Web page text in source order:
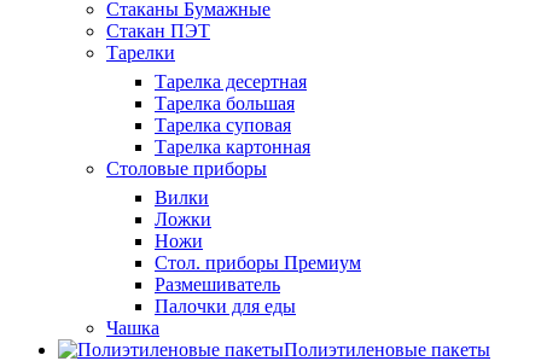
Стаканы Бумажные
Стакан ПЭТ
Тарелки
Тарелка десертная
Тарелка большая
Тарелка суповая
Тарелка картонная
Столовые приборы
Вилки
Ложки
Ножи
Стол. приборы Премиум
Размешиватель
Палочки для еды
Чашка
Полиэтиленовые пакеты